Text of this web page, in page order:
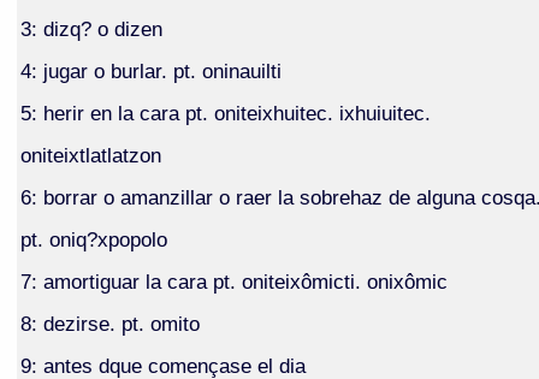
3: dizq? o dizen
4: jugar o burlar. pt. oninauilti
5: herir en la cara pt. oniteixhuitec. ixhuiuitec.
oniteixtlatlatzon
6: borrar o amanzillar o raer la sobrehaz de alguna
pt. oniq?xpopolo
7: amortiguar la cara pt. oniteixômicti. onixômic
8: dezirse. pt. omito
9: antes dque començase el dia